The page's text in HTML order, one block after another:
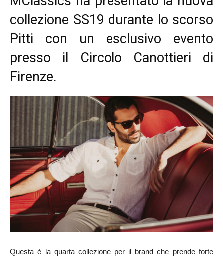
collezione SS19 durante lo scorso
Pitti con un esclusivo evento
presso il Circolo Canottieri di
Firenze.
Questa è la quarta collezione per il brand che prende forte